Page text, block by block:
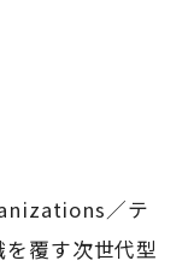
／テ
覆す次世代型